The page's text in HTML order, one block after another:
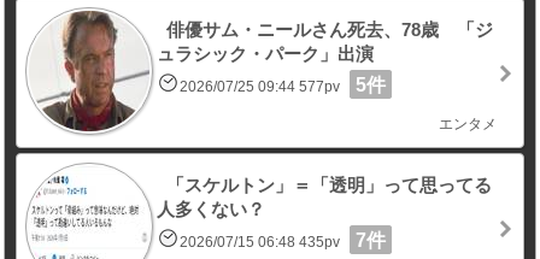
俳優サム・ニールさん死去、78歳 「ジ
ュラシック・パーク」出演
2026/07/25 09:44 577pv 5件
エンタメ
「スケルトン」＝「透明」って思ってる
人多くない？
2026/07/15 06:48 435pv 7件